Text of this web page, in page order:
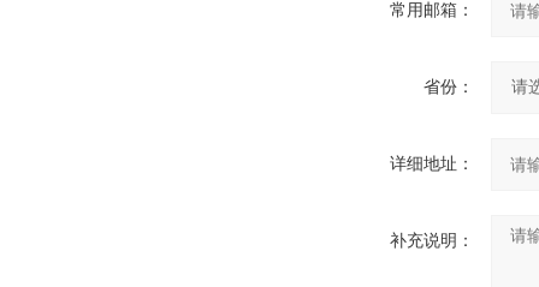
常用邮箱：
省份：
详细地址：
补充说明：